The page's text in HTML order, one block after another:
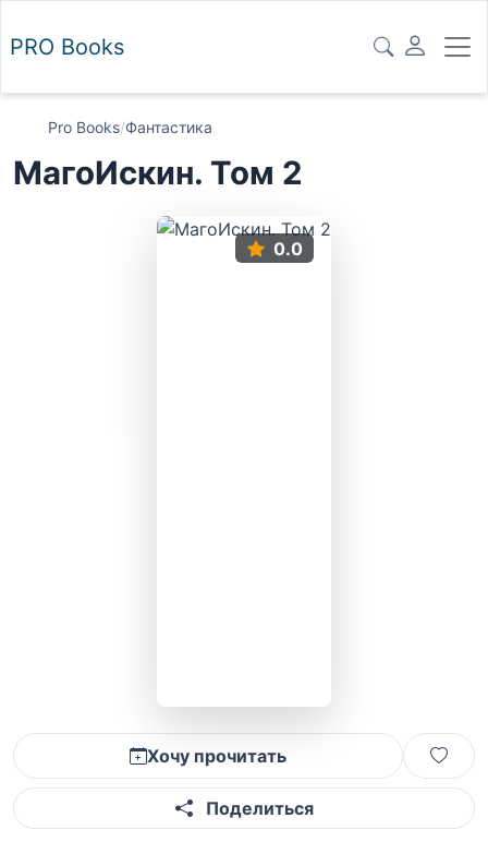
PRO Books
Pro Books/Фантастика
МагоИскин. Том 2
0.0
Хочу прочитать
Поделиться